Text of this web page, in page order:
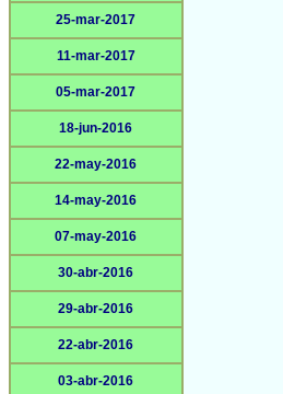
25-mar-2017
11-mar-2017
05-mar-2017
18-jun-2016
22-may-2016
14-may-2016
07-may-2016
30-abr-2016
29-abr-2016
22-abr-2016
03-abr-2016